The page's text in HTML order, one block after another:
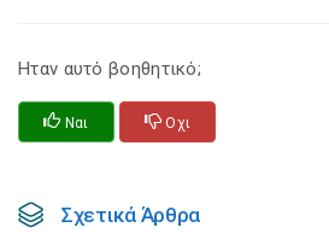
Ηταν αυτό βοηθητικό;
Ναι Οχι
Σχετικά Άρθρα